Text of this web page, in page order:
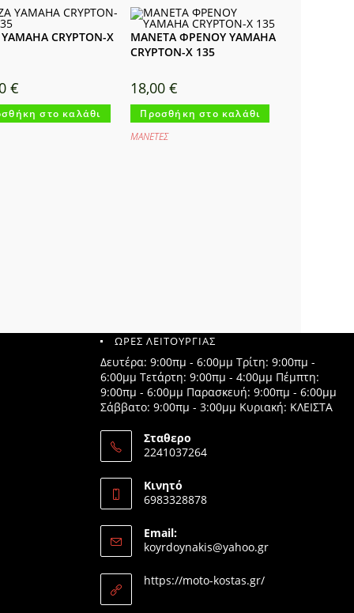
CRYPTON-X
€
στο καλάθι
ΜΑΝΕΤΑ ΦΡΕΝΟΥ YAMAHA
CRYPTON-X 135
18,00€
Προσθήκη στο καλάθι
ΜΑΝΕΤΕΣ
ΩΡΕΣ ΛΕΙΤΟΥΡΓΙΑΣ
Δευτέρα: 9:00πμ - 6:00μμ Τρίτη: 9:00πμ -
6:00μμ Τετάρτη: 9:00πμ - 4:00μμ Πέμπτη:
9:00πμ - 6:00μμ Παρασκευή: 9:00πμ - 6:00μμ
Σάββατο: 9:00πμ - 3:00μμ Κυριακή: ΚΛΕΙΣΤΑ
Σταθερο
2241037264
in
your
Κινητό
6983328878
in
your
Email:
koyrdoynakis@yahoo.grOpens
https://moto-kostas.gr/